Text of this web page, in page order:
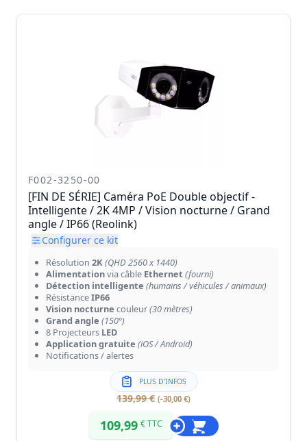
F002-3250-00
[FIN DE SÉRIE] Caméra PoE Double objectif -
Intelligente / 2K 4MP / Vision nocturne / Grand
angle / IP66 (Reolink)
Configurer ce kit
Résolution 2K(QHD 2560 x 1440)
Alimentationvia câble Ethernet (fourni)
Détection intelligente (humains / véhicules / animaux)
RésistanceIP66
Vision nocturne couleur(30 mètres)
Grand angle (150°)
8 Projecteurs LED
Application gratuite (iOS / Android)
Notifications / alertes
PLUS D'INFOS
139,99 € (-30,00 €)
109,99 € TTC